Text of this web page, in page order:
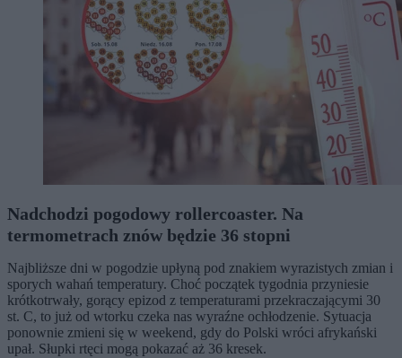
Nadchodzi pogodowy rollercoaster. Na
termometrach znów będzie 36 stopni
Najbliższe dni w pogodzie upłyną pod znakiem wyrazistych zmian i
sporych wahań temperatury. Choć początek tygodnia przyniesie
krótkotrwały, gorący epizod z temperaturami przekraczającymi 30
st. C, to już od wtorku czeka nas wyraźne ochłodzenie. Sytuacja
ponownie zmieni się w weekend, gdy do Polski wróci afrykański
upał. Słupki rtęci mogą pokazać aż 36 kresek.